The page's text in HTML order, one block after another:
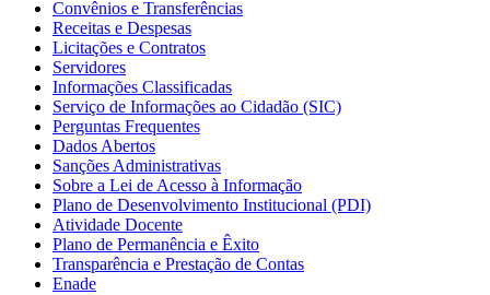
Convênios e Transferências
Receitas e Despesas
Licitações e Contratos
Servidores
Informações Classificadas
Serviço de Informações ao Cidadão (SIC)
Perguntas Frequentes
Dados Abertos
Sanções Administrativas
Sobre a Lei de Acesso à Informação
Plano de Desenvolvimento Institucional (PDI)
Atividade Docente
Plano de Permanência e Êxito
Transparência e Prestação de Contas
Enade